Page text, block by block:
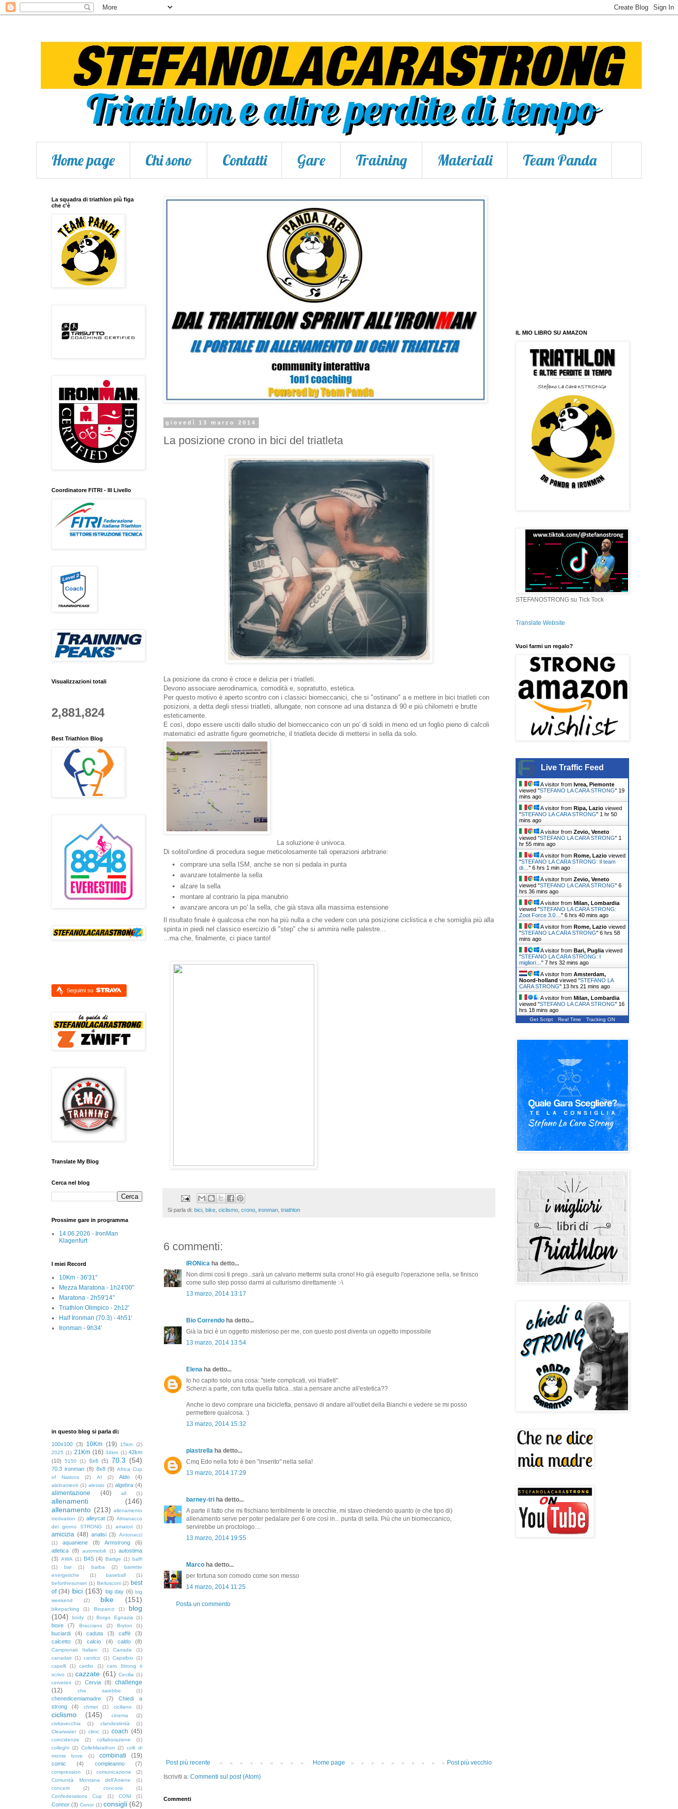
Home page Chi sono Contatti Gare Training Materiali Team Panda
giovedì 13 marzo 2014
La posizione crono in bici del triatleta
La posizione da crono è croce e delizia per i triatleti.
Devono associare aerodinamica, comodità e, sopratutto, estetica.
Per questo motivo è aperto scontro con i classici biomeccanici, che si "ostinano" a e mettere in bici triatleti con
posizioni, a detta degli stessi triatleti, allungate, non consone ad una distanza di 90 e più chilometri e brutte
esteticamente.
E così, dopo essere usciti dallo studio del biomeccanico con un po' di soldi in meno ed un foglio pieno di calcoli
matematici ed astratte figure geometriche, il triatleta decide di mettersi in sella da solo.
La soluzione è univoca.
Di solitol'ordine di procedura segue meticolosamente tali operazioni arbitrarie:
comprare una sella ISM, anche se non si pedala in punta
avanzare totalmente la sella
alzare la sella
montare al contrario la pipa manubrio
avanzare ancora un po' la sella, che già stava alla massima estensione
Il risultato finale è qualcosa che non ha più nulla a che vedere con una posizione ciclistica e che somiglia più alla
spinta in piedi nel classico esercizio di "step" che si ammira nelle palestre...
...ma che, finalmente, ci piace tanto!
Si parla di: bici bike ciclismo crono ironman triathlon
6 commenti:
IRONica ha detto...
Non dirmi così ti prego...sarà un calvario mettermi sulla crono! Ho già eseguito l'operazione sella, se finisco
come sullo step posso darmi al culturismo direttamente :-\
13 marzo, 2014 13:17
Bio Correndo ha detto...
Già la bici è un oggetto misterioso per me, con questo post diventa un oggetto impossibile
13 marzo, 2014 13:54
Elena ha detto...
Io ho capito solo una cosa: "siete complicati, voi triatleti".
Scherzi a parte, con tutta quella fatica...stai a pensare anche all'estetica??
Anche io devo comprare una bicicletta, pensavo di andare all'outlet della Bianchi e vedere se mi posso
permettere qualcosa. :)
13 marzo, 2014 15:32
piastrella ha detto...
Cmq Edo nella foto è ben "inserito" nella sella!
13 marzo, 2014 17:29
barney-tri ha detto...
A parte il fatto che mi fischiano terribilmente le orecchie, mi stavo chiedendo quanto (e che tipo di)
allenamento serve per poter pedalare per 6 ore così in... punta di sella. Più che un biomeccanico,
servirebbe un proctologo....
13 marzo, 2014 19:55
Marco ha detto...
per fortuna son comodo come son messo
14 marzo, 2014 11:25
Posta un commento
Post più recente Post più vecchio
Home page
Iscriviti a: Commenti sul post (Atom)
Commenti
La squadra di triathlon più figa
che c'è
Coordinatore FITRI - III Livello
Visualizzazioni totali
2,881,824
Best Triathlon Blog
Seguimi su
Translate My Blog
Cerca nel blog
Prossime gare in programma
14.06.2026 - IronMan
Klagenfurt
I miei Record
10Km - 36'31"
Mezza Maratona - 1h24'00"
Maratona - 2h59'14"
Triathlon Olimpico - 2h12'
Half Ironman (70.3) - 4h51'
Ironman - 9h34'
in questo blog si parla di:
100x100 (3) 10Km (19) 15km
(2)
2025 (1) 21Km (16) 34km (1) 42km
(10)
5150 (1) 6x6 (5) 70.3 (54)
70.3 ironman (8) 8x8 (9) Africa Cup
of Nations
(2) AI (2) Aldo (4)
alelnamenti (1) alessio (2) algebra (4)
alimentazione (40) all (1)
allenamenti
(146)
allenamento (213) allenamento
motivation (2) alleycat (3) Almanacco
del giorno STRONG
(1) amatori (1)
amicizia (48) analisi (3)
Antonacci
(1)
aquaniene (8) Armstrong
(6)
atletica (8) automobili (1) autostima
(3) AWA (1) B4S (4) Badge (1) baffi
(1)
bar (1) barba (2)
barrette
energetiche
(1) baseball
(1)
beforthesunset (1) Berlusconi (2) best
of (34) bici (163) big day (6) big
weekend
(2) bike (151)
bikepacking (1) Bioparco (1)
blog
(104)
body (1) Borgo Egnazia (1)
boxe (7) Bracciano (2) Bryton (1)
buciardi (4) caduta (3) caffè
(3)
calcetto
(3) calcio (4) caldo (8)
Campionati Italiani (1) Canada
(1)
canadair (1) cantico (1) Capalbio
(1)
capelli
(1) cardio (1)
caro Strong ti
scrivo (1) cazzate (61) Cecilia (1)
cerveteri
(2) Cervia (8)
challenge
(12)
che sarebbe (1)
chenedicemiamadre (7)
Chiedi a
strong
(4) chmet (1) ciciliano (1)
ciclismo (145) cinema
(2)
civitavecchia
(1) clandestinità
(1)
Clearwater (1) clinic (1) coach (45)
coincidenze (2) collaborazione
(1)
colleghi (2) ColleMarathon (2) colli di
monte bove
(1) combinati (19)
comic (4) compleanno (7)
compression (1) comunicazione
(2)
Comunità Montana dell'Aniene
(1)
concerti
(2) concorsi
(1)
Confederations Cup
(1) CONI (1)
Connor (3) Conor (1) consigli (62)
IL MIO LIBRO SU AMAZON
STEFANOSTRONG su Tick Tock
Translate Website
Vuoi farmi un regalo?
Live Traffic Feed
A visitor from Ivrea, Piemonte
viewed "STEFANO LA CARA STRONG" 19
mins ago
A visitor from Ripa, Lazio viewed
"STEFANO LA CARA STRONG" 1 hr 50
mins ago
A visitor from Zevio, Veneto
viewed "STEFANO LA CARA STRONG" 1
hr 55 mins ago
A visitor from Rome, Lazio viewed
"STEFANO LA CARA STRONG: Il team
di… " 6 hrs 1 min ago
A visitor from Zevio, Veneto
viewed "STEFANO LA CARA STRONG" 6
hrs 36 mins ago
A visitor from Milan, Lombardia
viewed "STEFANO LA CARA STRONG:
Zoot Force 3.0… " 6 hrs 40 mins ago
A visitor from Rome, Lazio viewed
"STEFANO LA CARA STRONG" 6 hrs 58
mins ago
A visitor from Bari, Puglia viewed
"STEFANO LA CARA STRONG: I
migliori… " 7 hrs 32 mins ago
A visitor from Amsterdam,
Noord-holland viewed "STEFANO LA
CARA STRONG" 13 hrs 21 mins ago
A visitor from Milan, Lombardia
viewed "STEFANO LA CARA STRONG" 16
hrs 18 mins ago
Get Script Real Time Tracking ON